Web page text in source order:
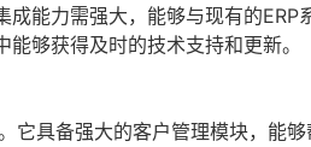
能力需强大，能够与现有的ERP
够获得及时的技术支持和更新。
它具备强大的客户管理模块，能够